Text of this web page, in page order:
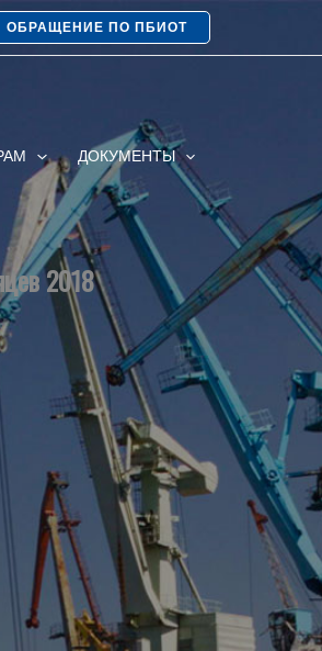
ОБРАЩЕНИЕ ПО ПБИОТ
ДОКУМЕНТЫ
2018